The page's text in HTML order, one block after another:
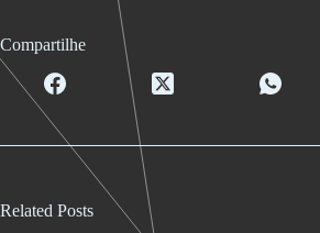
Compartilhe
Related Posts